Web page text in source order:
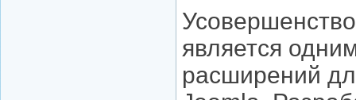
является
расширений